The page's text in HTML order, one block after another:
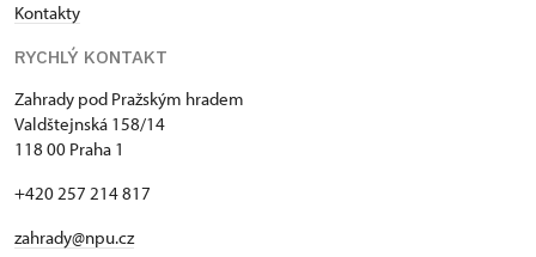
Kontakty
RYCHLÝ KONTAKT
Zahrady pod Pražským hradem
Valdštejnská 158/14
118 00 Praha 1
+420 257 214 817
zahrady@npu.cz